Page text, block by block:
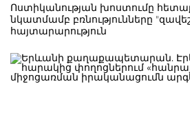
Ոստիկանության խոստումը
նկատմամբ բռնությունները
հայտարարություն